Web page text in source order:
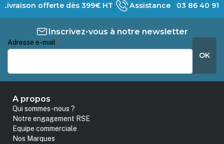
Livraison offerte dès 399€ HT Assistance 03 86 40 91
Inscrivez-vous à notre newsletter
Adresse e-mail *
OK
A propos
Qui sommes-nous ?
Notre engagement RSE
Equipe commerciale
Nos Marques